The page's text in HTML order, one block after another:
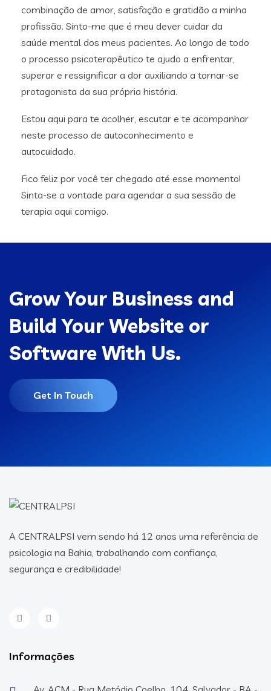
combinação de amor, satisfação e gratidão a minha
profissão. Sinto-me que é meu dever cuidar da
saúde mental dos meus pacientes. Ao longo de todo
o processo psicoterapêutico te ajudo a enfrentar,
superar e ressignificar a dor auxiliando a tornar-se
protagonista da sua própria história.
Estou aqui para te acolher, escutar e te acompanhar
neste processo de autoconhecimento e
autocuidado.
Fico feliz por você ter chegado até esse momento!
Sinta-se a vontade para agendar a sua sessão de
terapia aqui comigo.
Grow Your Business and
Build Your Website or
Software With Us.
Get In Touch
A CENTRALPSI vem sendo há 12 anos uma referência de
psicologia na Bahia, trabalhando com confiança,
segurança e credibilidade!
Informações